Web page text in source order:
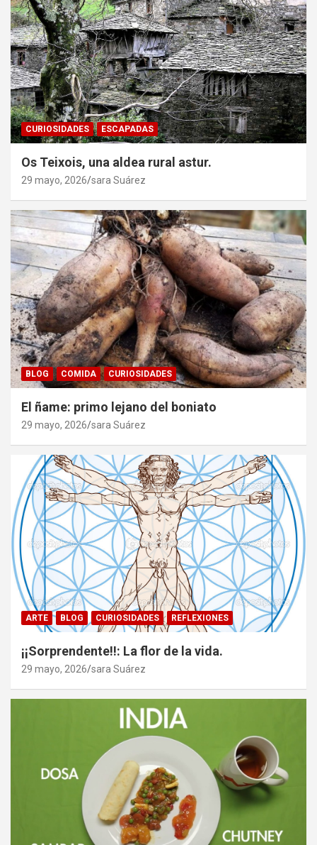
CURIOSIDADES ESCAPADAS
Os Teixois, una aldea rural astur.
29 mayo, 2026 sara Suárez
BLOG COMIDA CURIOSIDADES
El ñame: primo lejano del boniato
29 mayo, 2026 sara Suárez
ARTE BLOG CURIOSIDADES REFLEXIONES
¡¡Sorprendente!!: La flor de la vida.
29 mayo, 2026 sara Suárez